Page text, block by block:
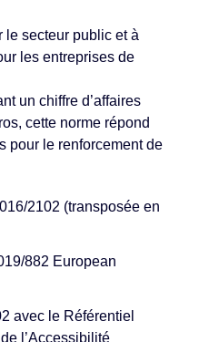
secteur public et à
les entreprises de
un chiffre d’affaires
cette norme répond
pour le renforcement de
2102 (transposée en
882 European
avec le Référentiel
l’Accessibilité